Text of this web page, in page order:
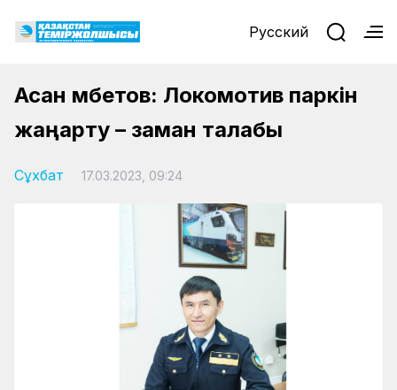
Русский
Асан Үмбетов: Локомотив паркін
жаңарту – заман талабы
Сұхбат 17.03.2023, 09:24